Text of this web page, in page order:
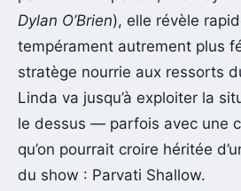
Dylan O’Brien), elle révèle
tempérament autrement plus
stratège nourrie aux ressorts
Linda va jusqu’à exploiter la
le dessus — parfois avec une
qu’on pourrait croire héritée
du show : Parvati Shallow.